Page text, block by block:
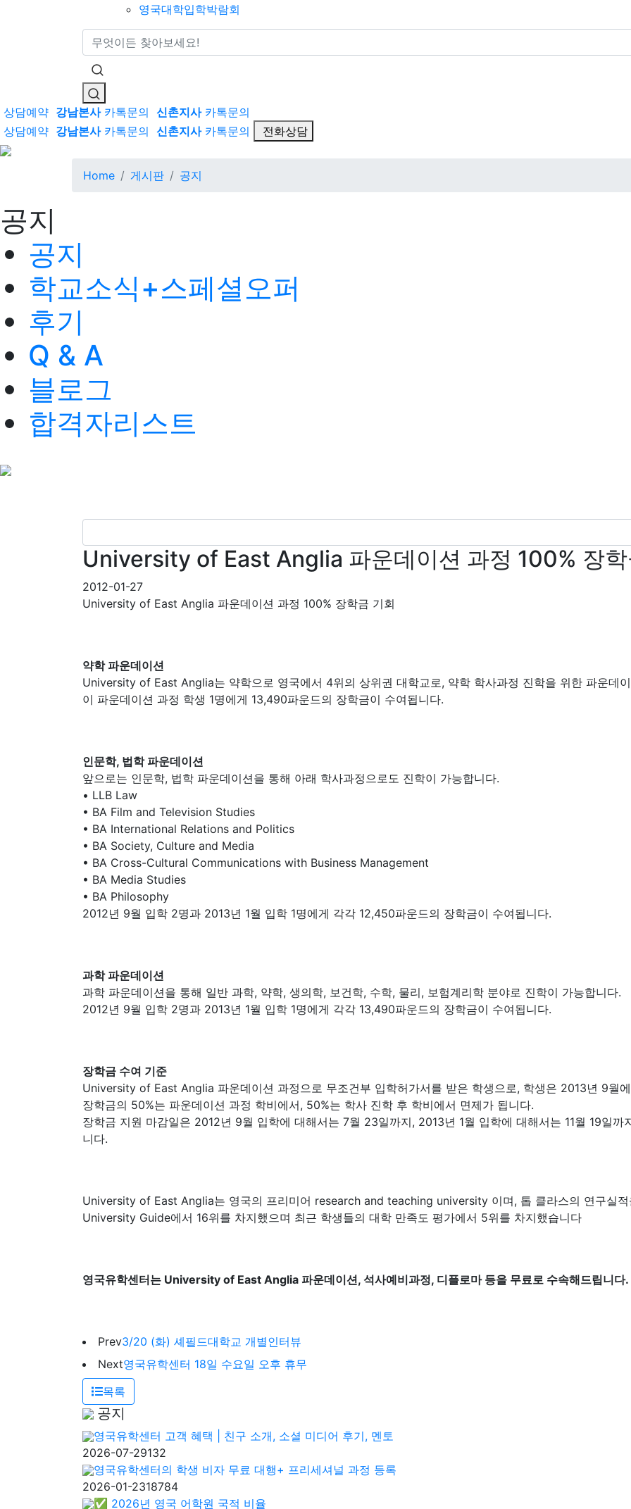
영국대학입학박람회
통합검색
상담예약 강남본사카톡문의 신촌지사카톡문의
상담예약 강남본사카톡문의 신촌지사카톡문의 전화상담
Home 게시판 공지
공지
공지
학교소식+스페셜오퍼
후기
Q & A
블로그
합격자리스트
University of East Anglia 파운데이션 과정 100% 장학
2012-01-27
University of East Anglia 파운데이션 과정 100% 장학금 기회
약학 파운데이션
University of East Anglia는 약학으로 영국에서 4위의 상위권 대학교로, 약학 학사과정 진학을 위한 파운데
이 파운데이션 과정 학생 1명에게 13,490파운드의 장학금이 수여됩니다.
인문학, 법학 파운데이션
앞으로는 인문학, 법학 파운데이션을 통해 아래 학사과정으로도 진학이 가능합니다.
• LLB Law
• BA Film and Television Studies
• BA International Relations and Politics
• BA Society, Culture and Media
• BA Cross-Cultural Communications with Business Management
• BA Media Studies
• BA Philosophy
2012년 9월 입학 2명과 2013년 1월 입학 1명에게 각각 12,450파운드의 장학금이 수여됩니다.
과학 파운데이션
과학 파운데이션을 통해 일반 과학, 약학, 생의학, 보건학, 수학, 물리, 보험계리학 분야로 진학이 가능합니다.
2012년 9월 입학 2명과 2013년 1월 입학 1명에게 각각 13,490파운드의 장학금이 수여됩니다.
장학금 수여 기준
University of East Anglia 파운데이션 과정으로 무조건부 입학허가서를 받은 학생으로, 학생은 2013년 9월
장학금의 50%는 파운데이션 과정 학비에서, 50%는 학사 진학 후 학비에서 면제가 됩니다.
장학금 지원 마감일은 2012년 9월 입학에 대해서는 7월 23일까지, 2013년 1월 입학에 대해서는 11월 19일까
니다.
University of East Anglia는 영국의 프리미어 research and teaching university 이며, 톱 클라스의 연구실
University Guide에서 16위를 차지했으며 최근 학생들의 대학 만족도 평가에서 5위를 차지했습니다
영국유학센터는 University of East Anglia 파운데이션, 석사예비과정, 디플로마 등을 무료로 수속해드립니다.
Prev3/20 (화) 셰필드대학교 개별인터뷰
Next영국유학센터 18일 수요일 오후 휴무
목록
공지
영국유학센터 고객 혜택 | 친구 소개, 소셜 미디어 후기, 멘토
2026-07-29132
영국유학센터의 학생 비자 무료 대행+ 프리세셔널 과정 등록
2026-01-2318784
✅ 2026년 영국 어학원 국적 비율